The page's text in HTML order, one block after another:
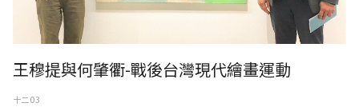
王穆提與何肇衢-戰後台灣現代繪畫運動
十二 03